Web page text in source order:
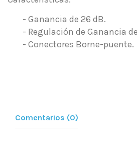
- Ganancia de 26 dB.
- Regulación de Ganancia
- Conectores Borne-puente.
Comentarios (0)